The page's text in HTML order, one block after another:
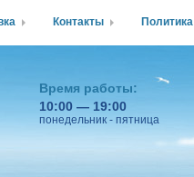
Время работы:
10:00 — 19:00
понедельник - пятница
Контакты